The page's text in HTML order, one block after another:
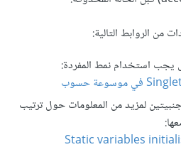
من الروابط التالية:
استخدام نمط المفردة:
لمزيد من المعلومات حول ترتيب
Static variables